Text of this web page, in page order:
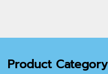
Product Category